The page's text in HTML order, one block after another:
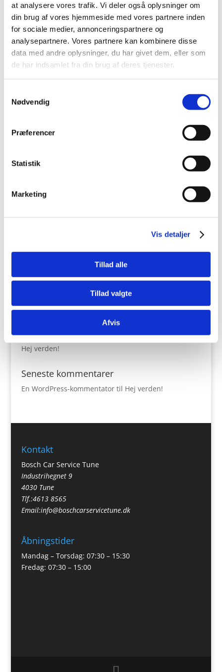
at analysere vores trafik. Vi deler også oplysninger om
din brug af vores hjemmeside med vores partnere inden
for sociale medier, annonceringspartnere og
analysepartnere. Vores partnere kan kombinere disse
data med andre oplysninger, du har givet dem, eller som
de har indsamlet fra din brug af deres tjenester.
Nødvendig
Præferencer
Statistik
Marketing
Vis detaljer
Tillad alle
Tillad valgte
Afvis
Navn
E-mail*
Gem mit navn, mail og websted i denne browser
til næste gang jeg kommenterer.
Seneste indlæg
Hej verden!
Seneste kommentarer
En WordPress-kommentatortil Hej verden!
Kontakt
Bosch Car Service Tune
Industrihegnet 9
4030 Tune
Tlf.:4613 8565
Email:info@boschcarservicetune.dk
Åbningstider
Mandag – Torsdag: 07:30 – 15:30
Fredag: 07:30 – 15:00